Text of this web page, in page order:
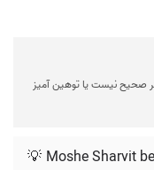
صحیح نیست یا توهین آمیز
💡 Moshe Sharvit